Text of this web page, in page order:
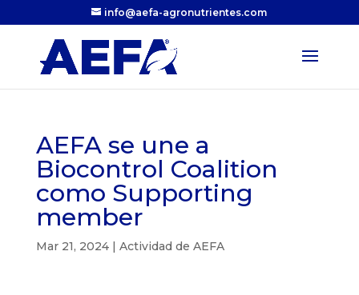
info@aefa-agronutrientes.com
AEFA se une a
Biocontrol Coalition
como Supporting
member
Mar 21, 2024| Actividad de AEFA